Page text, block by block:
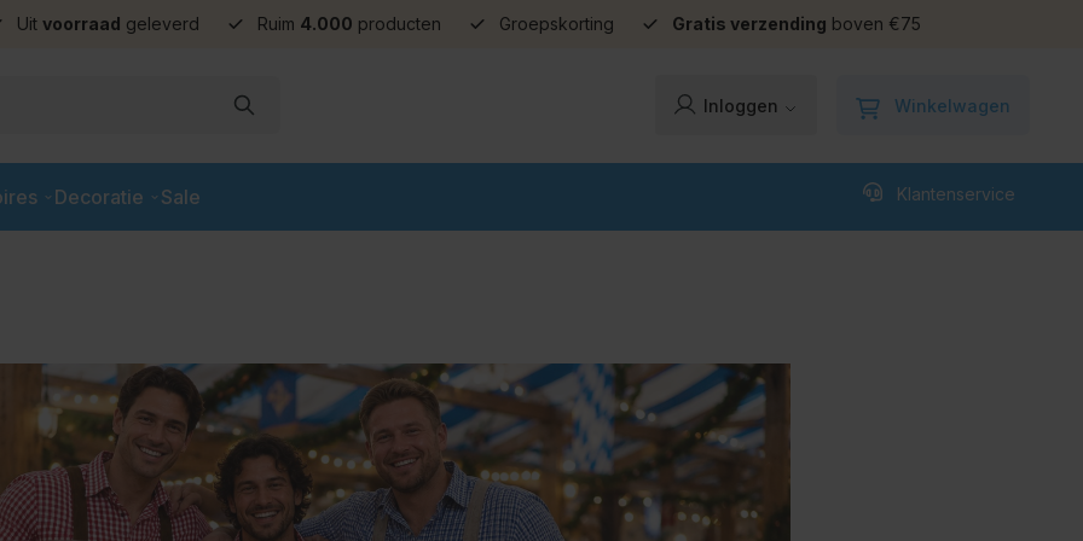
Uit voorraad geleverd Ruim 4.000 producten Groepskorting Gratis verzending boven €75
Inloggen Winkelwagen
Decoratie Sale Klantenservice